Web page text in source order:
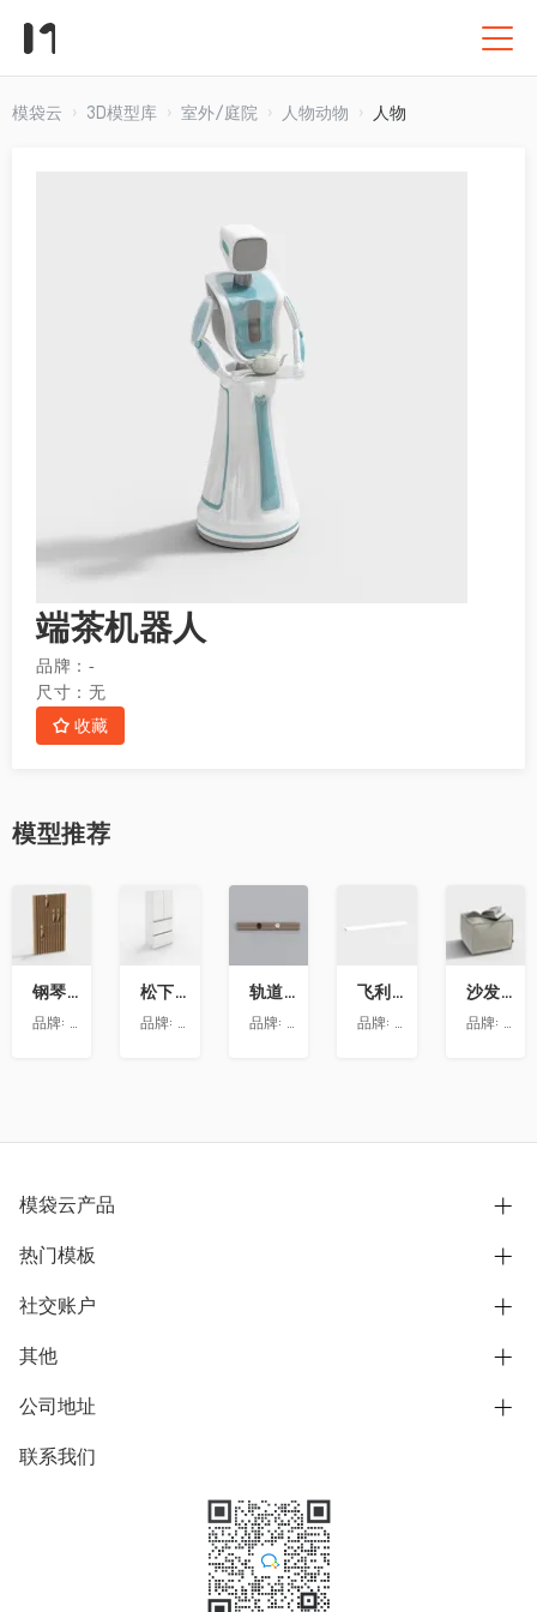
模袋云 3D模型库 室外/庭院 人物动物 人物
端茶机器人
品牌： -
尺寸： 无
收藏
模型推荐
钢琴键挂衣架9
品牌:
澳华装饰
藏
松下喜马拉雅 600L冰箱大溪地
品牌:
松下
藏
轨道插座9
品牌:
依百纳定制家具 全新VR上线 让您提前
飞利浦LS160灯带-低压灯带-100mm
品牌:
昕诺飞
收
藏
沙发凳坐墩
品牌:
澳华
模袋云产品
别墅设计营销
模型协同展示分享
别墅社区
别墅模板
热门模板
欧式别墅
中式别墅
日式别墅
社交账户
B站
抖音
微信公众号
其他
用户服务协议
隐私政策
公司地址
上海市浦东新区东方路1215-1217号
联系我们